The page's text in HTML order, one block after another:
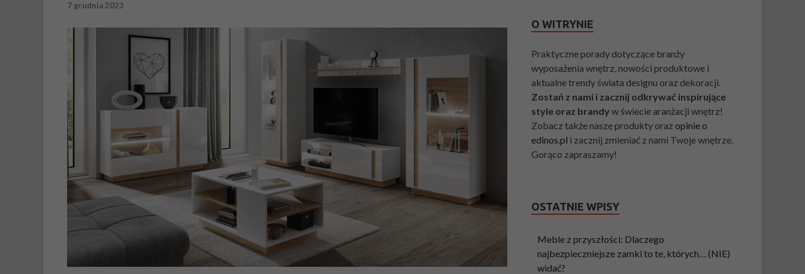
7 grudnia 2023
O WITRYNIE
Praktyczne porady dotyczące branży
wyposażenia wnętrz, nowości produktowe i
aktualne trendy świata designu oraz dekoracji.
Zostań z nami i zacznij odkrywać inspirujące
style oraz brandy w świecie aranżacji wnętrz!
Zobacz także nasze produkty orazopinie o
edinos.pl i zacznij zmieniać z nami Twoje wnętrze.
Gorąco zapraszamy!
OSTATNIE WPISY
Meble z przyszłości: Dlaczego
najbezpieczniejsze zamki to te, których… (NIE)
widać?